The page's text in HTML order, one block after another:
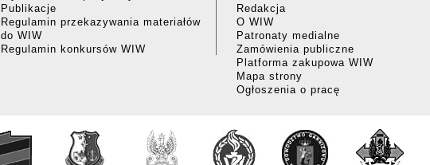
Publikacje
Regulamin przekazywania materiałów
do WIW
Regulamin konkursów WIW
Redakcja
O WIW
Patronaty medialne
Zamówienia publiczne
Platforma zakupowa WIW
Mapa strony
Ogłoszenia o pracę